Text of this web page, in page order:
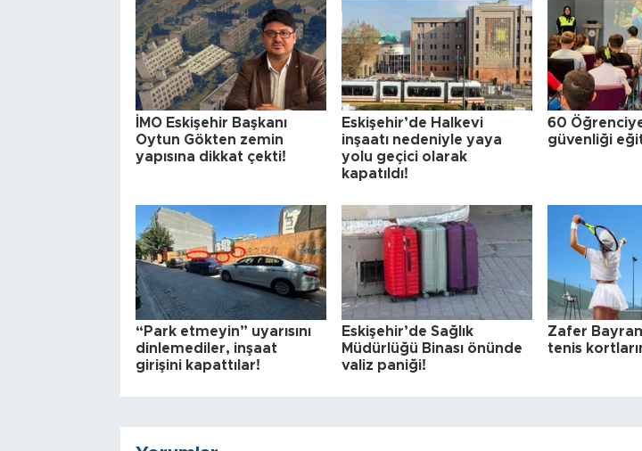
İMO Eskişehir Başkanı
Oytun Gökten zemin
yapısına dikkat çekti!
Eskişehir’de Halkevi
inşaatı nedeniyle yaya
yolu geçici olarak
kapatıldı!
60
güvenliği
“Park etmeyin” uyarısını
dinlemediler, inşaat
girişini kapattılar!
Eskişehir’de Sağlık
Müdürlüğü Binası önünde
valiz paniği!
Zafer
tenis